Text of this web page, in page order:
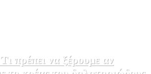
πρέπει να ξέρουμε αν